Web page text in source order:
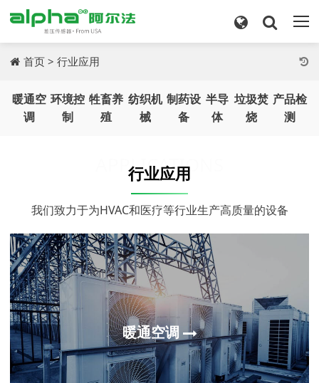
首页 > 行业应用
暖通空
调
环境控
制
牲畜养
殖
纺织机
械
制药设
备
半导
体
垃圾焚
烧
产品检
测
行业应用
APPLICATIONS
我们致力于为HVAC和医疗等行业生产高质量的设备
暖通空调